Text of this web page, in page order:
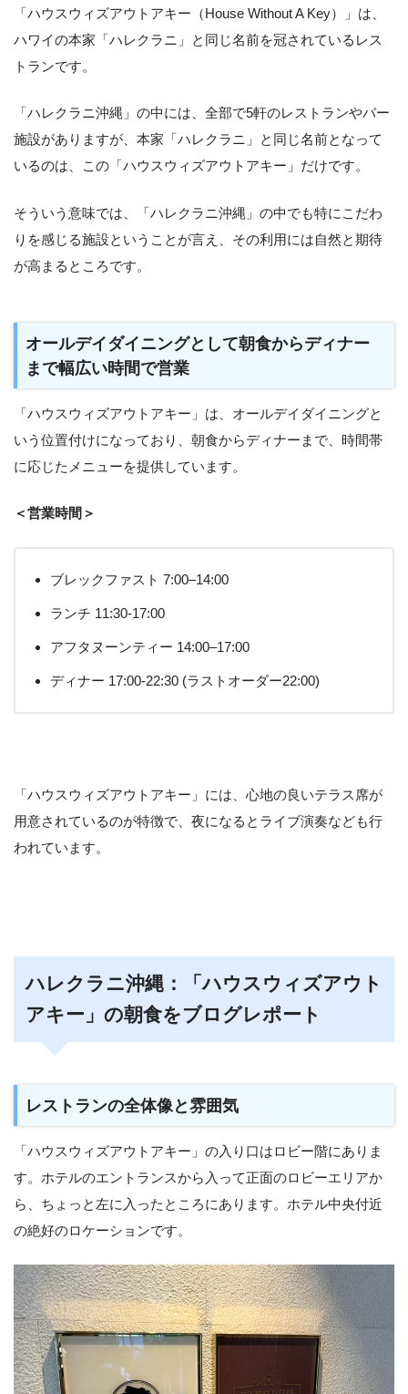
「ハウスウィズアウトアキー（House Without A Key）」は、
ハワイの本家「ハレクラニ」と同じ名前を冠されているレス
トランです。
「ハレクラニ沖縄」の中には、全部で5軒のレストランやバー
施設がありますが、本家「ハレクラニ」と同じ名前となって
いるのは、この「ハウスウィズアウトアキー」だけです。
そういう意味では、「ハレクラニ沖縄」の中でも特にこだわ
りを感じる施設ということが言え、その利用には自然と期待
が高まるところです。
オールデイダイニングとして朝食からディナー
まで幅広い時間で営業
「ハウスウィズアウトアキー」は、オールデイダイニングと
いう位置付けになっており、朝食からディナーまで、時間帯
に応じたメニューを提供しています。
＜営業時間＞
ブレックファスト 7:00‒14:00
ランチ 11:30-17:00
アフタヌーンティー 14:00‒17:00
ディナー 17:00-22:30 (ラストオーダー22:00)
「ハウスウィズアウトアキー」には、心地の良いテラス席が
用意されているのが特徴で、夜になるとライブ演奏なども行
われています。
ハレクラニ沖縄：「ハウスウィズアウト
アキー」の朝食をブログレポート
レストランの全体像と雰囲気
「ハウスウィズアウトアキー」の入り口はロビー階にありま
す。ホテルのエントランスから入って正面のロビーエリアか
ら、ちょっと左に入ったところにあります。ホテル中央付近
の絶好のロケーションです。